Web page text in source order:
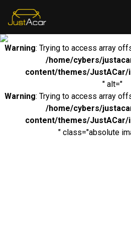
Warning: Trying to access array
/home/cybers/
content/themes/JustACar/
" alt="
Warning: Trying to access array
/home/cybers/
content/themes/JustACar/
" class="absolute